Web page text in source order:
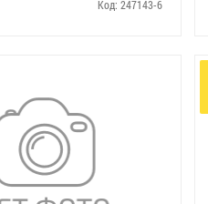
Код: 247143-6